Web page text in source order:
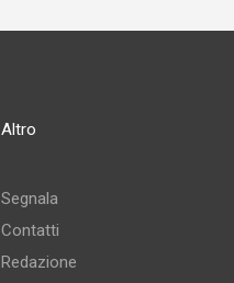
Altro
Segnala
Contatti
Redazione